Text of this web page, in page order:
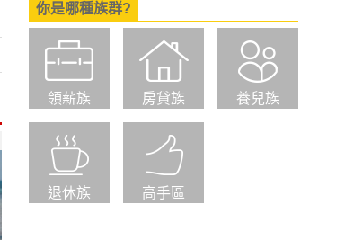
你是哪種族群?
領薪族 房貸族 養兒族
退休族 高手區